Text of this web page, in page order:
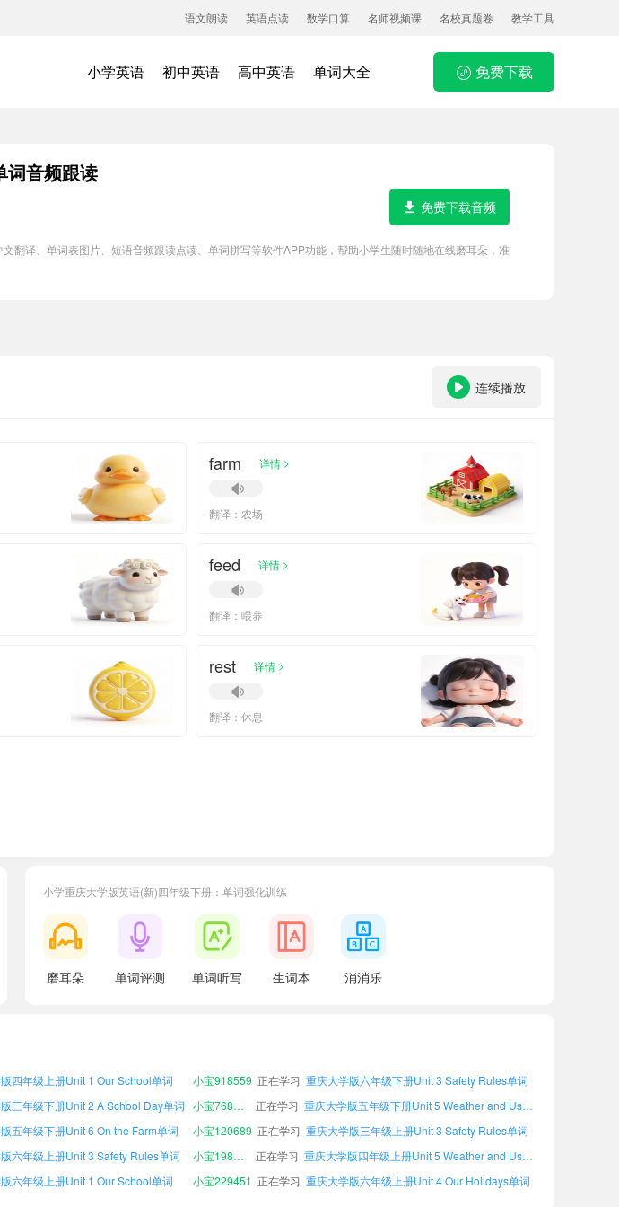
语文朗读 英语点读 数学口算 名师视频课 名校真题卷 教学工具
小学英语 初中英语 高中英语 单词大全 免费下载
音频跟读
翻译、单词表图片、短语音频跟读点读、单词拼写等软件APP功能，帮助小学生随时随地在线磨耳朵，准
免费下载音频
连续播放
farm 详情 >
翻译：农场
feed 详情 >
翻译：喂养
rest 详情 >
翻译：休息
小学重庆大学版英语(新)四年级下册：单词强化训练
磨耳朵 单词评测 单词听写 生词本 消消乐
四年级上册Unit 1 Our School单词 小宝918559 正在学习 重庆大学版六年级下册Unit 3 Safety Rules单词
三年级下册Unit 2 A School Day单词 小宝768466 正在学习
重庆大学版五年级下册Unit 5 Weather and Us单词
五年级下册Unit 6 On the Farm单词 小宝120689 正在学习 重庆大学版三年级上册Unit 3 Safety Rules单词
六年级上册Unit 3 Safety Rules单词 小宝198077 正在学习
重庆大学版四年级上册Unit 5 Weather and Us单词
六年级上册Unit 1 Our School单词 小宝229451 正在学习 重庆大学版六年级上册Unit 4 Our Holidays单词